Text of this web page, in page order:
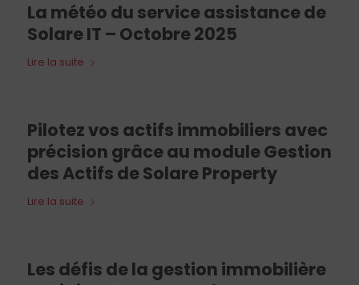
La météo du service assistance de
Solare IT – Octobre 2025
Lire la suite
Pilotez vos actifs immobiliers avec
précision grâce au module Gestion
des Actifs de Solare Property
Lire la suite
Les défis de la gestion immobilière